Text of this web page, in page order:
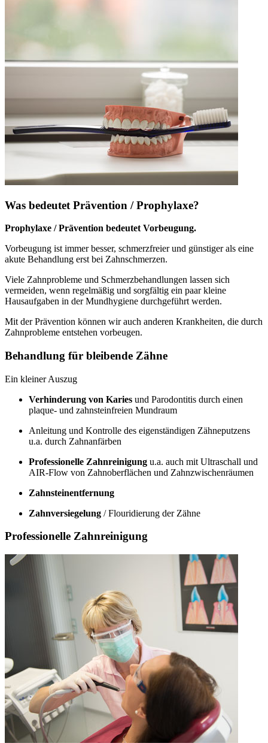
Was bedeutet Prävention / Prophylaxe?
Prophylaxe / Prävention bedeutet Vorbeugung.
Vorbeugung ist immer besser, schmerzfreier und günstiger als eine
akute Behandlung erst bei Zahnschmerzen.
Viele Zahnprobleme und Schmerzbehandlungen lassen sich
vermeiden, wenn regelmäßig und sorgfältig ein paar kleine
Hausaufgaben in der Mundhygiene durchgeführt werden.
Mit der Prävention können wir auch anderen Krankheiten, die durch
Zahnprobleme entstehen vorbeugen.
Behandlung für bleibende Zähne
Ein kleiner Auszug
Verhinderung von Karies und Parodontitis durch einen
plaque- und zahnsteinfreien Mundraum
Anleitung und Kontrolle des eigenständigen Zähneputzens
u.a. durch Zahnanfärben
Professionelle Zahnreinigung u.a. auch mit Ultraschall und
AIR-Flow von Zahnoberflächen und Zahnzwischenräumen
Zahnsteinentfernung
Zahnversiegelung / Flouridierung der Zähne
Professionelle Zahnreinigung